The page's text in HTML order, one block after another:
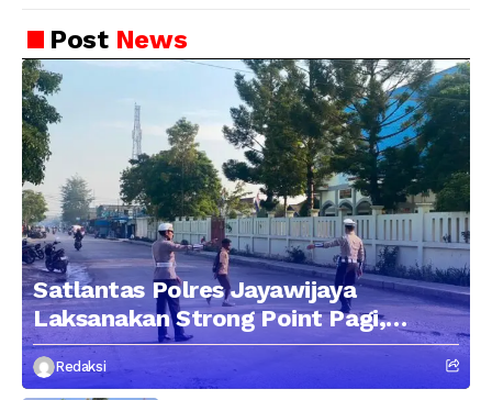
Berintegritas
PostNews
Satlantas Polres Jayawijaya
Laksanakan Strong Point Pagi,
Edukasi Pengendara dengan
Pendekatan Humanis
Redaksi